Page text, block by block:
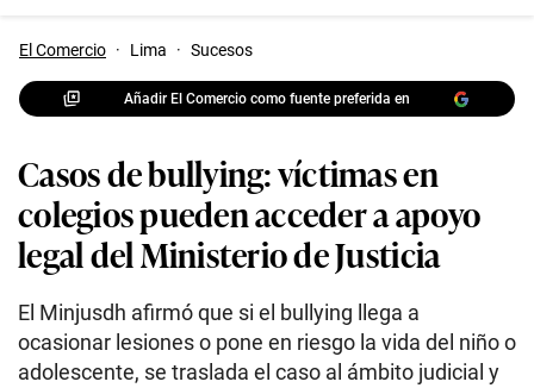
El Comercio · Lima · Sucesos
Añadir El Comercio como fuente preferida en
Casos de bullying: víctimas en
colegios pueden acceder a apoyo
legal del Ministerio de Justicia
El Minjusdh afirmó que si el bullying llega a
ocasionar lesiones o pone en riesgo la vida del niño o
adolescente, se traslada el caso al ámbito judicial y